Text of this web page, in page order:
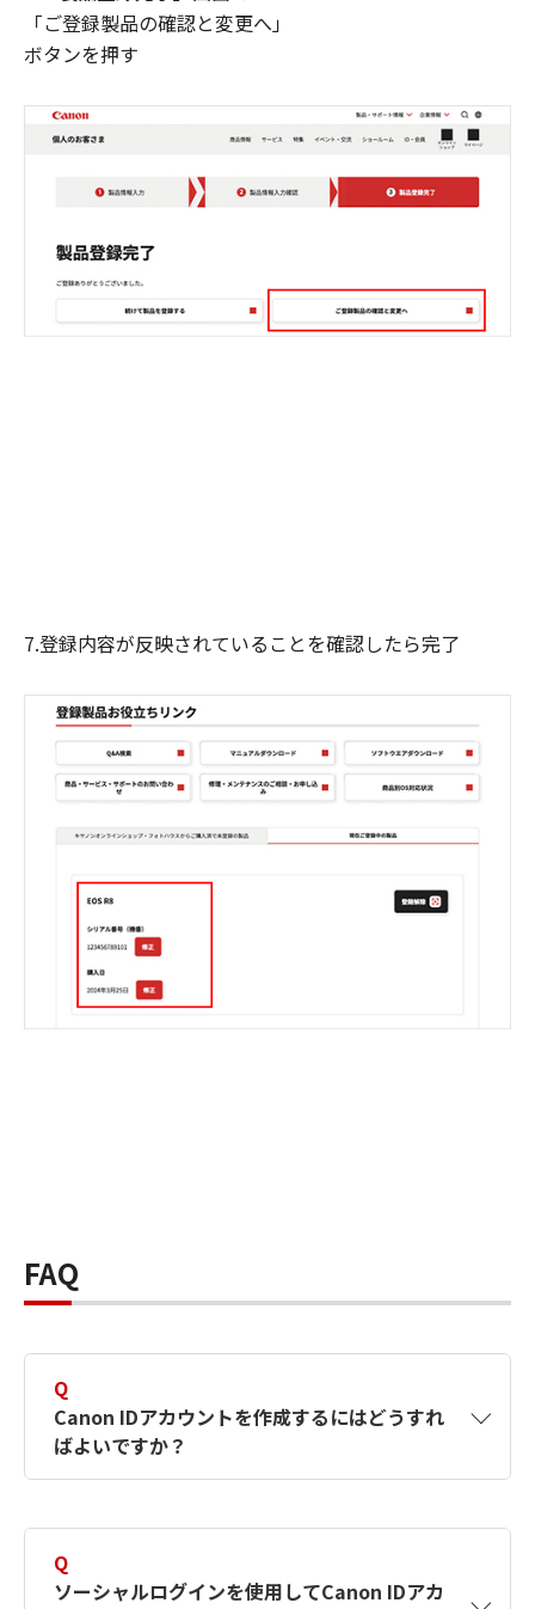
「ご登録製品の確認と変更へ」
ボタンを押す
7.登録内容が反映されていることを確認したら完了
FAQ
Q
Canon IDアカウントを作成するにはどうすれ
ばよいですか？
す。詳しい作成方法は【カメラ】Canon IDとは
Q
ソーシャルログインを使用してCanon IDアカ